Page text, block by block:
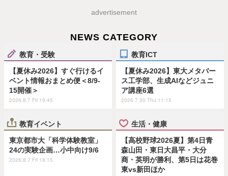
advertisement
NEWS CATEGORY
教育・受験
【夏休み2026】すぐ行けるイ
ベント情報おまとめ便＜8/9-
15開催＞
2026.8.7 Fri 19:45
教育ICT
【夏休み2026】東大メタバー
ス工学部、生成AIなどジュニ
ア講座6選
2026.7.30 Thu 11:15
教育イベント
東京都市大「科学体験教室」
24の実験企画…小中向け9/6
2026.8.7 Fri 18:15
生活・健康
【高校野球2026夏】第4日青
森山田・東日大昌平・大分
商・英明が勝利、第5日は花巻
東vs新田ほか